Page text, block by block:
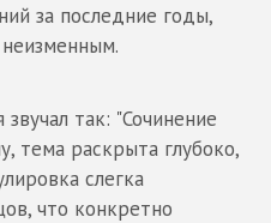
за последние годы,
так: "Сочинение
тема раскрыта глубоко,
слегка
что конкретно